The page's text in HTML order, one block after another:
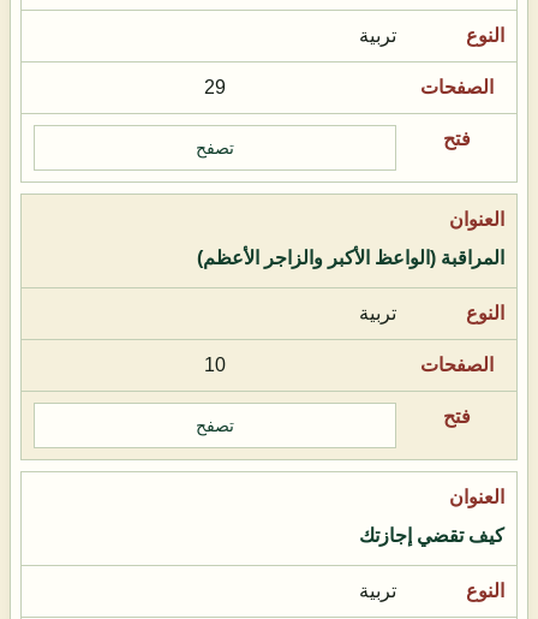
تربية
29
تصفح
المراقبة (الواعظ الأكبر والزاجر الأعظم)
تربية
10
تصفح
كيف تقضي إجازتك
تربية